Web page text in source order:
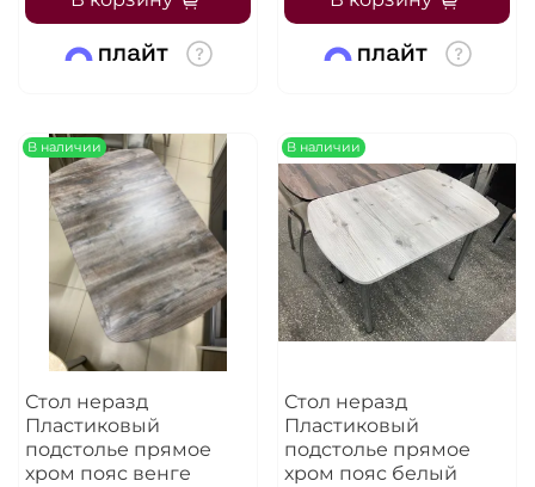
В наличии
Стол неразд
Пластиковый
подстолье прямое
хром пояс венге
В наличии
Стол неразд
Пластиковый
подстолье прямое
хром пояс белый